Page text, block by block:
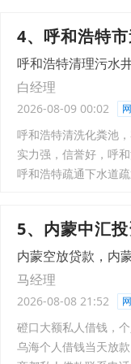
4、呼和浩特
呼和浩特清理污水
白经理
2026-08-09 00:02
呼和浩特清洗化粪池
实力强，信誉好，呼
呼和浩特疏通下水道
5、内蒙中汇
内蒙空放贷款，内
马经理
2026-08-08 21:52
磴口大额私人借钱，
乌海个人借钱当天放